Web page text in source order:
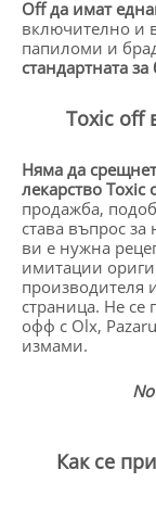
Offда имат
включително и
папиломи и
стандартната
Toxic off
Няма да
лекарство Toxic
продажба,
става въпрос
ви е нужна
имитации
производителя
страница. Не се
офф с Olx,
измами.
Как се